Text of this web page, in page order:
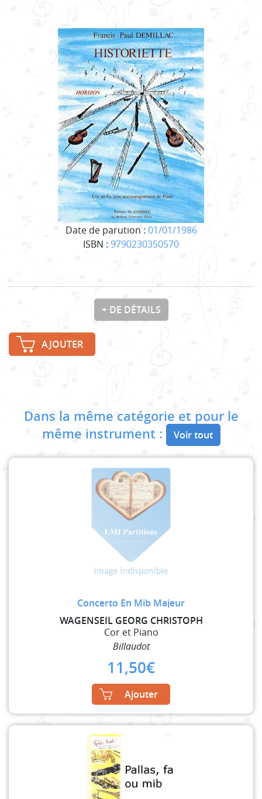
Date de parution : 01/01/1986
ISBN : 9790230350570
+ DE DÉTAILS
AJOUTER
Dans la même catégorie et pour le
même instrument :
Voir tout
Concerto En Mib Majeur
WAGENSEIL GEORG CHRISTOPH
Cor et Piano
Billaudot
11,50€
Ajouter